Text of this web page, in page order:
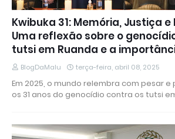
Kwibuka 31: Memória, Justiça
Uma reflexão sobre o
tutsi em Ruanda e a
BlogDaMalu terça-feira, abril 08, 2025
Em 2025, o mundo relembra com pesar
os 31 anos do genocídio contra os tutsi